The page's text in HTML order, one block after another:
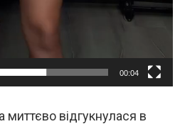
00:04
відгукнулася в